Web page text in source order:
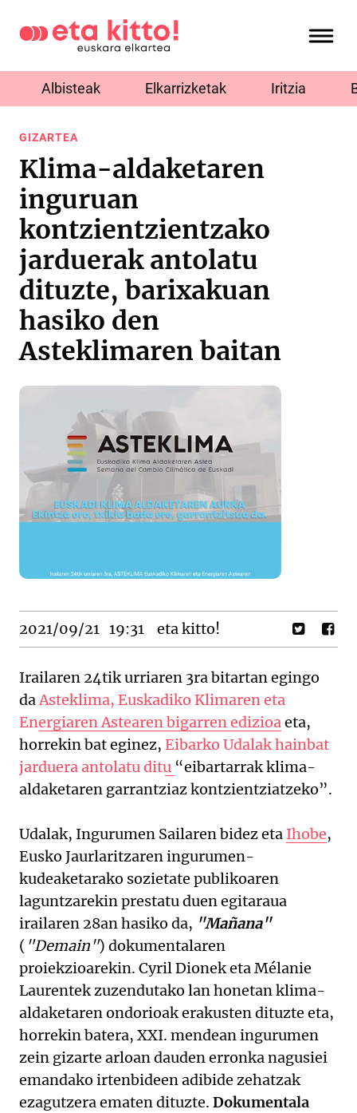
Albisteak Elkarrizketak Iritzia
GIZARTEA
Klima-aldaketaren
inguruan
kontzientzientzako
jarduerak antolatu
dituzte, barixakuan
hasiko den
Asteklimaren baitan
2021/09/21 19:31 eta kitto!
Irailaren 24tik urriaren 3ra bitartan egingo
daAsteklima, Euskadiko Klimaren eta
Energiaren Astearen bigarren edizioaeta,
horrekin bat eginez, Eibarko Udalak hainbat
jarduera antolatu ditu “eibartarrak klima-
aldaketaren garrantziaz kontzientziatzeko”.
Udalak, Ingurumen Sailaren bidez eta Ihobe,
Eusko Jaurlaritzaren ingurumen-
kudeaketarako sozietate publikoaren
laguntzarekin prestatu duen egitaraua
irailaren 28an hasiko da, "Mañana"
( "Demain") dokumentalaren
proiekzioarekin. Cyril Dionek eta Mélanie
Laurentek zuzendutako lan honetan klima-
aldaketaren ondorioak erakusten dituzte eta,
horrekin batera, XXI. mendean ingurumen
zein gizarte arloan dauden erronka nagusiei
emandako irtenbideen adibide zehatzak
ezagutzera ematen dituzte. Dokumentala